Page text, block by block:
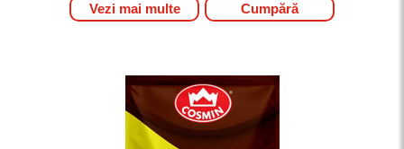
Vezi mai multe Cumpără